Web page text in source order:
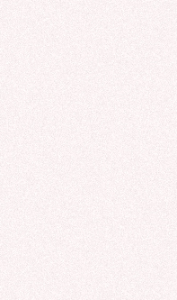
ROCADE VDO